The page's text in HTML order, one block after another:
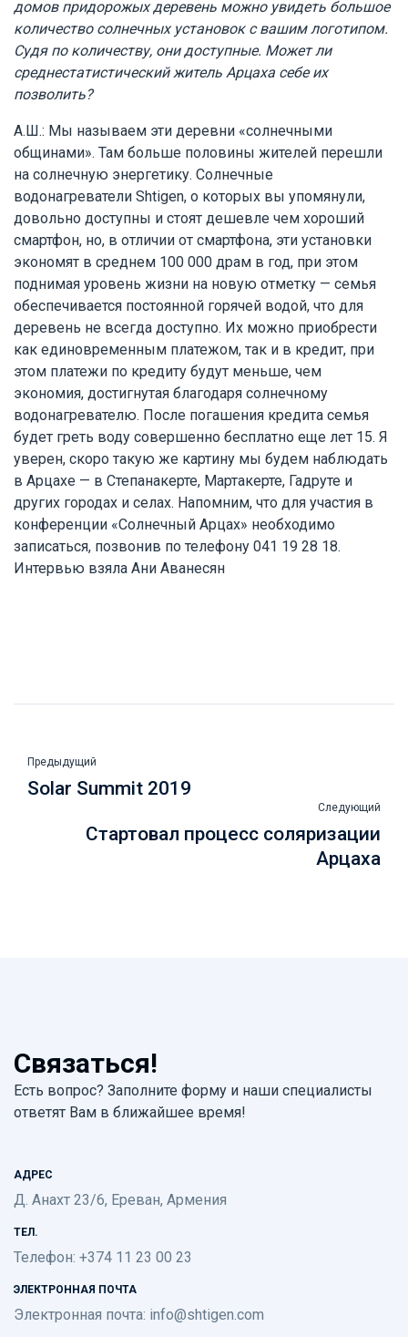
домов придорожых деревень можно увидеть большое
количество солнечных установок с вашим логотипом.
Судя по количеству, они доступные. Может ли
среднестатистический житель Арцаха себе их
позволить?
А.Ш.: Мы называем эти деревни «солнечными
общинами». Там больше половины жителей перешли
на солнечную энергетику. Солнечные
водонагреватели Shtigen, о которых вы упомянули,
довольно доступны и стоят дешевле чем хороший
смартфон, но, в отличии от смартфона, эти установки
экономят в среднем 100 000 драм в год, при этом
поднимая уровень жизни на новую отметку — семья
обеспечивается постоянной горячей водой, что для
деревень не всегда доступно. Их можно приобрести
как единовременным платежом, так и в кредит, при
этом платежи по кредиту будут меньше, чем
экономия, достигнутая благодаря солнечному
водонагревателю. После погашения кредита семья
будет греть воду совершенно бесплатно еще лет 15. Я
уверен, скоро такую же картину мы будем наблюдать
в Арцахе — в Степанакерте, Мартакерте, Гадруте и
других городах и селах. Напомним, что для участия в
конференции «Солнечный Арцах» необходимо
записаться, позвонив по телефону 041 19 28 18.
Интервью взяла Ани Аванесян
Предыдущий
Solar Summit 2019
Следующий
Стартовал процесс соляризации
Арцаха
Связаться!
Есть вопрос? Заполните форму и наши специалисты
ответят Вам в ближайшее время!
АДРЕС
Д. Анахт 23/6, Ереван, Армения
ТЕЛ.
Телефон: +374 11 23 00 23
ЭЛЕКТРОННАЯ ПОЧТА
Электронная почта: info@shtigen.com